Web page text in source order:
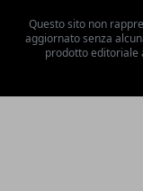
Questo sito non
aggiornato senza
prodotto editoriale